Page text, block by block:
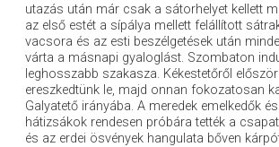
utazás után már csak a sátorhelyet kellett
az első estét a sípálya mellett felállított
vacsora és az esti beszélgetések után
várta a másnapi gyaloglást. Szombaton
leghosszabb szakasza. Kékestetőről
ereszkedtünk le, majd onnan fokozatosan
Galyatető irányába. A meredek emelkedők
hátizsákok rendesen próbára tették a
és az erdei ösvények hangulata bőven